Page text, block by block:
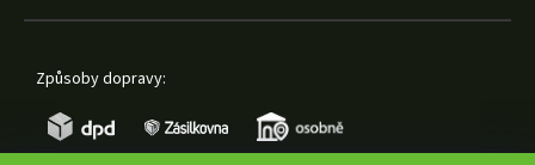
Způsoby dopravy: